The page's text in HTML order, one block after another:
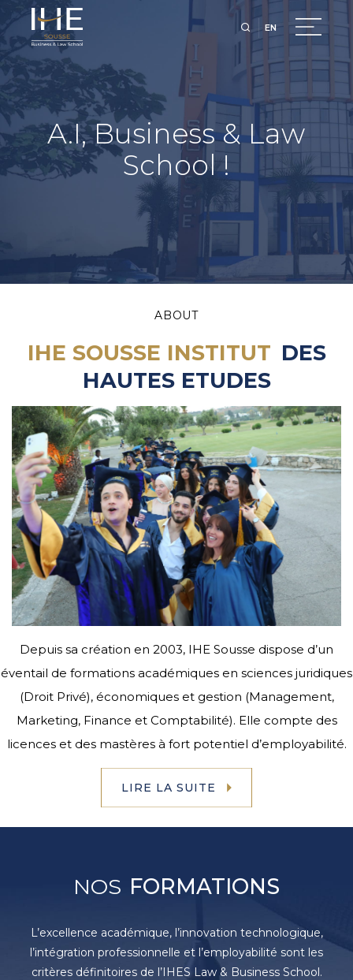
EN
A.I, Business & Law
School !
ABOUT
IHE SOUSSE INSTITUT DES
HAUTES ETUDES
Depuis sa création en 2003, IHE Sousse dispose d’un
éventail de formations académiques en sciences juridiques
(Droit Privé), économiques et gestion (Management,
Marketing, Finance et Comptabilité). Elle compte des
licences et des mastères à fort potentiel d’employabilité.
LIRE LA SUITE
NOS FORMATIONS
L’excellence académique, l’innovation technologique,
l’intégration professionnelle et l’employabilité sont les
critères définitoires de l’IHES Law & Business School.